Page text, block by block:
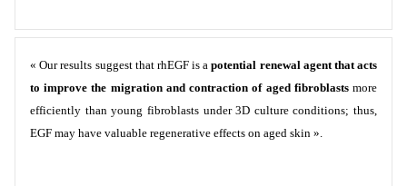
« Our results suggest that rhEGF is apotential renewal agent that acts
to improve the migration and contraction of aged fibroblastsmore
efficiently than young fibroblasts under 3D culture conditions; thus,
EGF may have valuable regenerative effects on aged skin ».